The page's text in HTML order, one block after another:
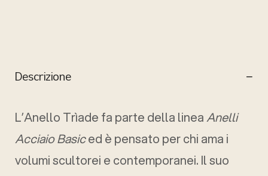
Descrizione
L’Anello Trìade fa parte della lineaAnelli
Acciaio Basiced è pensato per chi ama i
volumi scultorei e contemporanei. Il suo